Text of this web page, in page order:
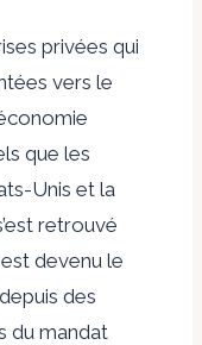
privées qui
vers le
que les
Unis et la
retrouvé
devenu le
des
du mandat